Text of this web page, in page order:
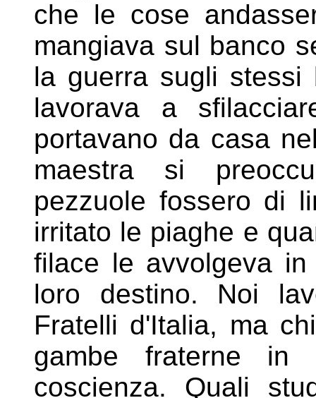
che le cose
mangiava sul banco
la guerra sugli
lavorava a
portavano da casa
maestra si
pezzuole fossero di
irritato le piaghe e
filace le avvolgeva
loro destino. Noi
Fratelli d'Italia, ma
gambe fraterne in
coscienza. Quali